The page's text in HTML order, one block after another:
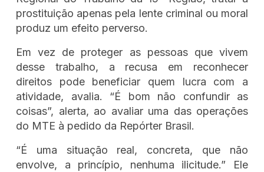
prostituição apenas pela lente criminal ou moral
produz um efeito perverso.
Em vez de proteger as pessoas que vivem
desse trabalho, a recusa em reconhecer
direitos pode beneficiar quem lucra com a
atividade, avalia. “É bom não confundir as
coisas”, alerta, ao avaliar uma das operações
do MTE à pedido da Repórter Brasil.
“É uma situação real, concreta, que não
envolve, a princípio, nenhuma ilicitude.” Ele